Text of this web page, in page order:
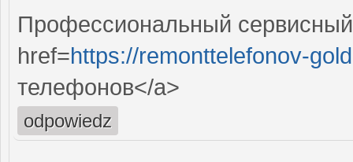
Профессиональный
href=https://remonttelefonov-
телефонов</a>
odpowiedz